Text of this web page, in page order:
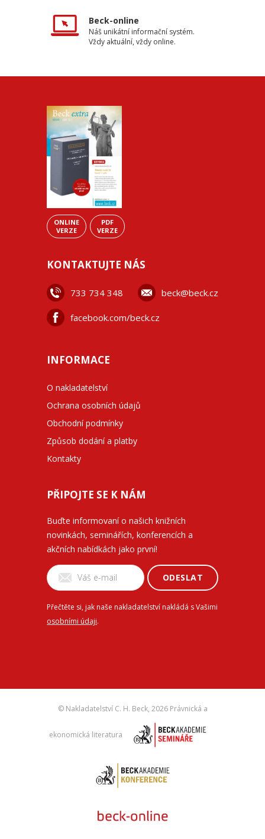
Beck-online
Náš unikátní informační systém.
Vždy aktuální, vždy online.
ONLINE
VERZE
PDF
VERZE
KONTAKTUJTE NÁS
733 734 348 beck@beck.cz
facebook.com/beck.cz
INFORMACE
O nakladatelství
Ochrana osobních údajů
Obchodní podmínky
Způsob dodání a platby
Kontakty
PŘIPOJTE SE K NÁM
Buďte informovaní o našich knižních
novinkách, seminářích, konferencích a
akčních nabídkách jako první!
ODESLAT
Přečtěte si, jak naše nakladatelství nakládá s Vašimi
osobními údaji.
© Nakladatelství C. H. Beck, 2026 Právnická a
ekonomická literatura